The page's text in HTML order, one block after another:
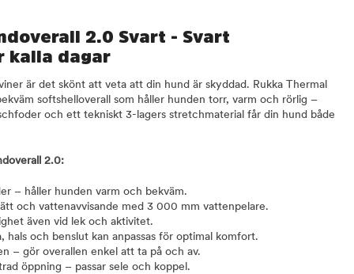
2.0 Svart - Svart
kalla dagar
är det skönt att veta att din hund är skyddad. Rukka Thermal
softshelloverall som håller hunden torr, varm och rörlig –
och ett tekniskt 3-lagers stretchmaterial får din hund både
2.0:
– håller hunden varm och bekväm.
och vattenavvisande med 3 000 mm vattenpelare.
även vid lek och aktivitet.
hals och benslut kan anpassas för optimal komfort.
– gör overallen enkel att ta på och av.
öppning – passar sele och koppel.